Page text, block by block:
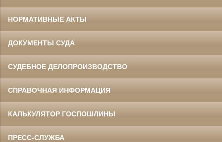
НОРМАТИВНЫЕ АКТЫ
ДОКУМЕНТЫ СУДА
СУДЕБНОЕ ДЕЛОПРОИЗВОДСТВО
СПРАВОЧНАЯ ИНФОРМАЦИЯ
КАЛЬКУЛЯТОР ГОСПОШЛИНЫ
ПРЕСС-СЛУЖБА